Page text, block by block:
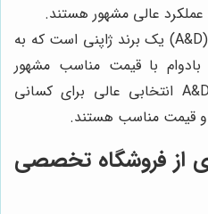
عالی مشهور هستند.
شرکت ای اند دی (A&D) یک برند ژاپنی است که به
بادوام با قیمت مناسب مشهور
است. ترازوهای زرگری A&D انتخابی عالی برای کسانی
و قیمت مناسب هستند.
از فروشگاه تخصصی